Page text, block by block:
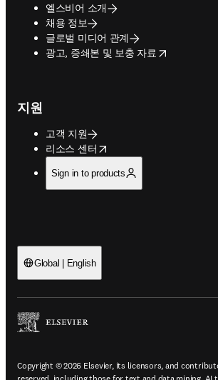
엘스비어 소개
채용 정보
글로벌 미디어 관계
광고, 증쇄본 및 보충 자료
opens in new tab/window
지원
고객 지원
리소스 센터
opens in new tab/window
Sign in to products
Global | English
Copyright © 2026 Elsevier, its licensors, and